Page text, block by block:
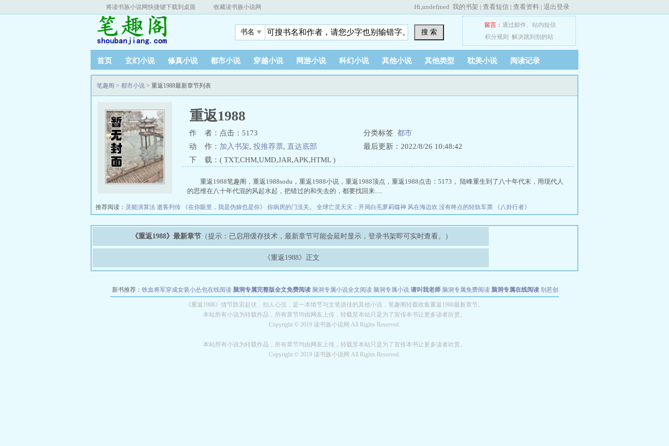
将读书族小说网快捷键下载到桌面 收藏读书族小说网 Hi,undefined 我的书架 | 查看短信 | 查看资料 | 退出登录
书名 搜 索
留言： 通过邮件、 站内短信
积分规则
解决跳到别的站
首页 玄幻小说 修真小说 都市小说 穿越小说 网游小说 科幻小说 其他小说 其他类型 耽美小说 阅读记录
笔趣阁 > 都市小说 > 重返1988最新章节列表
重返1988
作 者： 点击：5173 分类标签 都市
动 作： 加入书架, 投推荐票, 直达底部
最后更新：2022/8/26 10:48:42
下 载：( TXT,CHM,UMD,JAR,APK,HTML )
重返1988笔趣阁，重返1988sodu，重返1988小说，重返1988顶点，重返1988点击：5173， 陆峰重生到了八十年代末，用现代人
的思维在八十年代混的风起水起，把错过的和失去的，都要找回来.....
推荐阅读： 灵能演算法 逝客列传 《在你眼里，我是伪娘也是你》 你病房的门没关。 全球亡灵天灾：开局白毛萝莉噬神 风在海边吹 没有终点的轻轨车票 《八卦行者》
《重返1988》最新章节 （提示：已启用缓存技术，最新章节可能会延时显示，登录书架即可实时查看。）
《重返1988》正文
新书推荐： 铁血将军穿成女装小怂包在线阅读 脑洞专属完整版全文免费阅读 脑洞专属小说全文阅读 脑洞专属小说 请叫我老师 脑洞专属免费阅读 脑洞专属在线阅读 别惹创
世者
穿书第一天就结婚小说全文阅读
《重返1988》情节跌宕起伏、扣人心弦，是一本情节与文笔俱佳的其他小说，笔趣阁转载收集重返1988最新章节。
本站所有小说为转载作品，所有章节均由网友上传，转载至本站只是为了宣传本书让更多读者欣赏。
Copyright © 2019 读书族小说网 All Rights Reserved.
本站所有小说为转载作品，所有章节均由网友上传，转载至本站只是为了宣传本书让更多读者欣赏。
Copyright © 2019 读书族小说网 All Rights Reserved.